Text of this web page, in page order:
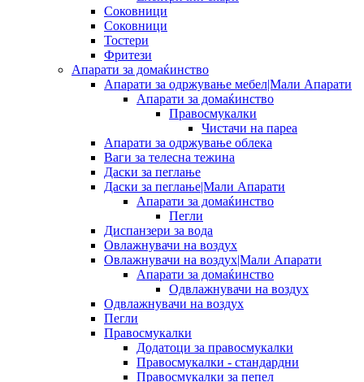
Соковници
Соковници
Тостери
Фритези
Апарати за домаќинство
Апарати за одржување мебел|Мали Апарати
Апарати за домаќинство
Правосмукалки
Чистачи на пареа
Апарати за одржување облека
Ваги за телесна тежина
Даски за пеглање
Даски за пеглање|Мали Апарати
Апарати за домаќинство
Пегли
Диспанзери за вода
Овлажнувачи на воздух
Овлажнувачи на воздух|Мали Апарати
Апарати за домаќинство
Одвлажнувачи на воздух
Одвлажнувачи на воздух
Пегли
Правосмукалки
Додатоци за правосмукалки
Правосмукалки - стандардни
Правосмукалки за пепел